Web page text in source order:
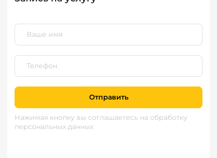
Отправить
Нажимая кнопку вы соглашаетесь на обработку
персональных данных